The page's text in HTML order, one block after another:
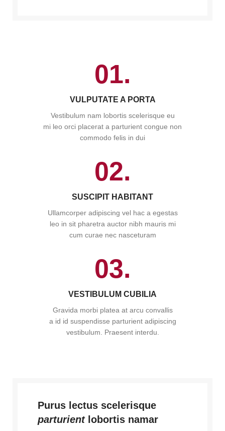
01.
VULPUTATE A PORTA
Vestibulum nam lobortis scelerisque eu
mi leo orci placerat a parturient congue non
commodo felis in dui
02.
SUSCIPIT HABITANT
Ullamcorper adipiscing vel hac a egestas
leo in sit pharetra auctor nibh mauris mi
cum curae nec nasceturam
03.
VESTIBULUM CUBILIA
Gravida morbi platea at arcu convallis
a id id suspendisse parturient adipiscing
vestibulum. Praesent interdu.
Purus lectus scelerisque
parturientlobortis namar